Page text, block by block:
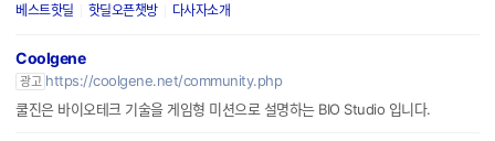
베스트핫딜 핫딜오픈챗방 다사자소개
Coolgene
광고 https://coolgene.net/community.php
쿨진은 바이오테크 기술을 게임형 미션으로 설명하는 BIO Studio 입니다.